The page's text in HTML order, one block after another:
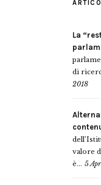
La
di
2018
valore
è... 5